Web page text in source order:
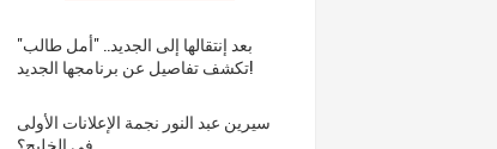
بعد إنتقالها إلى الجديد.. "أمل طالب"
تكشف تفاصيل عن برنامجها الجديد!
سيرين عبد النور نجمة الإعلانات الأولى
في الخليج؟